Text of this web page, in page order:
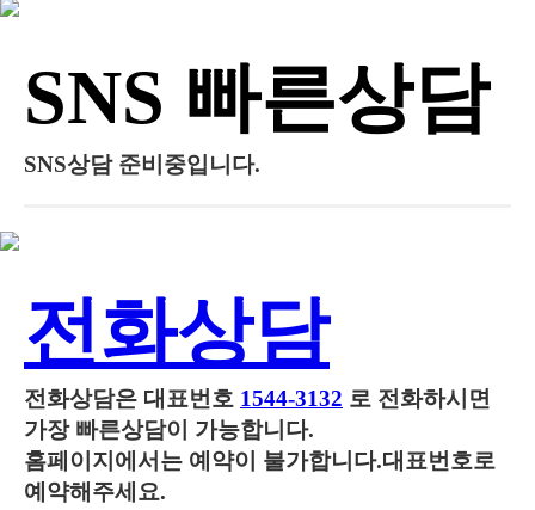
SNS 빠른상담
SNS상담 준비중입니다.
전화상담
전화상담은 대표번호 1544-3132 로 전화하시면
가장 빠른상담이 가능합니다.
홈페이지에서는 예약이 불가합니다.대표번호로
예약해주세요.